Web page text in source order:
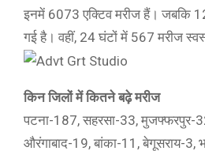
इनमें 6073 एक्टिव मरीज हैं। जबकि
गई है। वहीं, 24 घंटों में 567 मरीज
किन जिलों में कितने बढ़े मरीज
पटना-187, सहरसा-33, मुजफ्फरपुर-
औरंगाबाद-19, बांका-11, बेगूसराय-3,